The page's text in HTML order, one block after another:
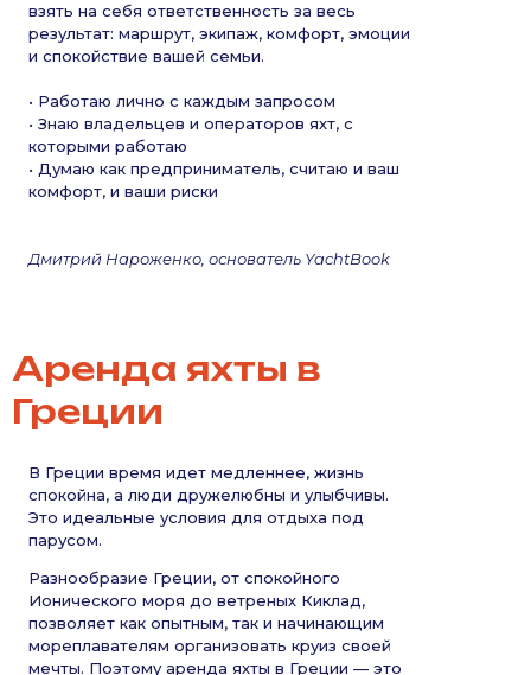
взять на себя ответственность за весь
результат: маршрут, экипаж, комфорт, эмоции
и спокойствие вашей семьи.
• Работаю лично с каждым запросом
• Знаю владельцев и операторов яхт, с
которыми работаю
• Думаю как предприниматель, считаю и ваш
комфорт, и ваши риски
Дмитрий Нароженко, основатель YachtBook
Аренда яхты в
Греции
В Греции время идет медленнее, жизнь
спокойна, а люди дружелюбны и улыбчивы.
Это идеальные условия для отдыха под
парусом.
Разнообразие Греции, от спокойного
Ионического моря до ветреных Киклад,
позволяет как опытным, так и начинающим
мореплавателям организовать круиз своей
мечты. Поэтому аренда яхты в Греции — это